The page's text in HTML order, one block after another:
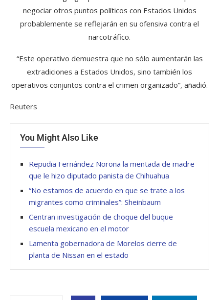
negociar otros puntos políticos con Estados Unidos
probablemente se reflejarán en su ofensiva contra el
narcotráfico.
“Este operativo demuestra que no sólo aumentarán las
extradiciones a Estados Unidos, sino también los
operativos conjuntos contra el crimen organizado”, añadió.
Reuters
You Might Also Like
Repudia Fernández Noroña la mentada de madre
que le hizo diputado panista de Chihuahua
“No estamos de acuerdo en que se trate a los
migrantes como criminales”: Sheinbaum
Centran investigación de choque del buque
escuela mexicano en el motor
Lamenta gobernadora de Morelos cierre de
planta de Nissan en el estado